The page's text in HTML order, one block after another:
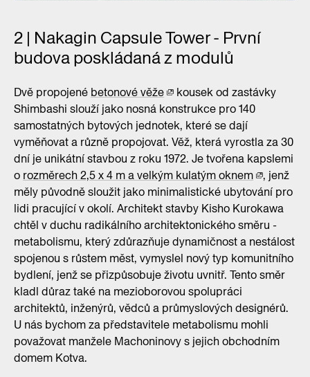
2 | Nakagin Capsule Tower - První
budova poskládaná z modulů
Dvě propojené betonové věže
kousek od zastávky
Shimbashi slouží jako nosná konstrukce pro 140
samostatných bytových jednotek, které se dají
vyměňovat a různě propojovat. Věž, která vyrostla za 30
dní je unikátní stavbou z roku 1972. Je tvořena kapslemi
o rozměrech 2,5 x 4 m a velkým kulatým oknem
, jenž
měly původně sloužit jako minimalistické ubytování pro
lidi pracující v okolí. Architekt stavby Kisho Kurokawa
chtěl v duchu radikálního architektonického směru -
metabolismu, který zdůrazňuje dynamičnost a nestálost
spojenou s růstem měst, vymyslel nový typ komunitního
bydlení, jenž se přizpůsobuje životu uvnitř. Tento směr
kladl důraz také na mezioborovou spolupráci
architektů, inženýrů, vědců a průmyslových designérů.
U nás bychom za představitele metabolismu mohli
považovat manžele Machoninovy s jejich obchodním
domem Kotva.